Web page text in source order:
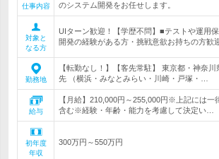
仕事内容
のシステム開発をお任せします。
対象と
なる方
UIターン歓迎！【学歴不問】■テストや運用
開発の経験がある方・挑戦意欲お持ちの方歓
勤務地
【転勤なし！】【客先常駐】 東京都・神奈川
先 （横浜・みなとみらい・川崎・戸塚・…
給与
【月給】210,000円～255,000円※上記には一
含む※経験・年齢・能力を考慮して決定い…
初年度
年収
300万円～550万円